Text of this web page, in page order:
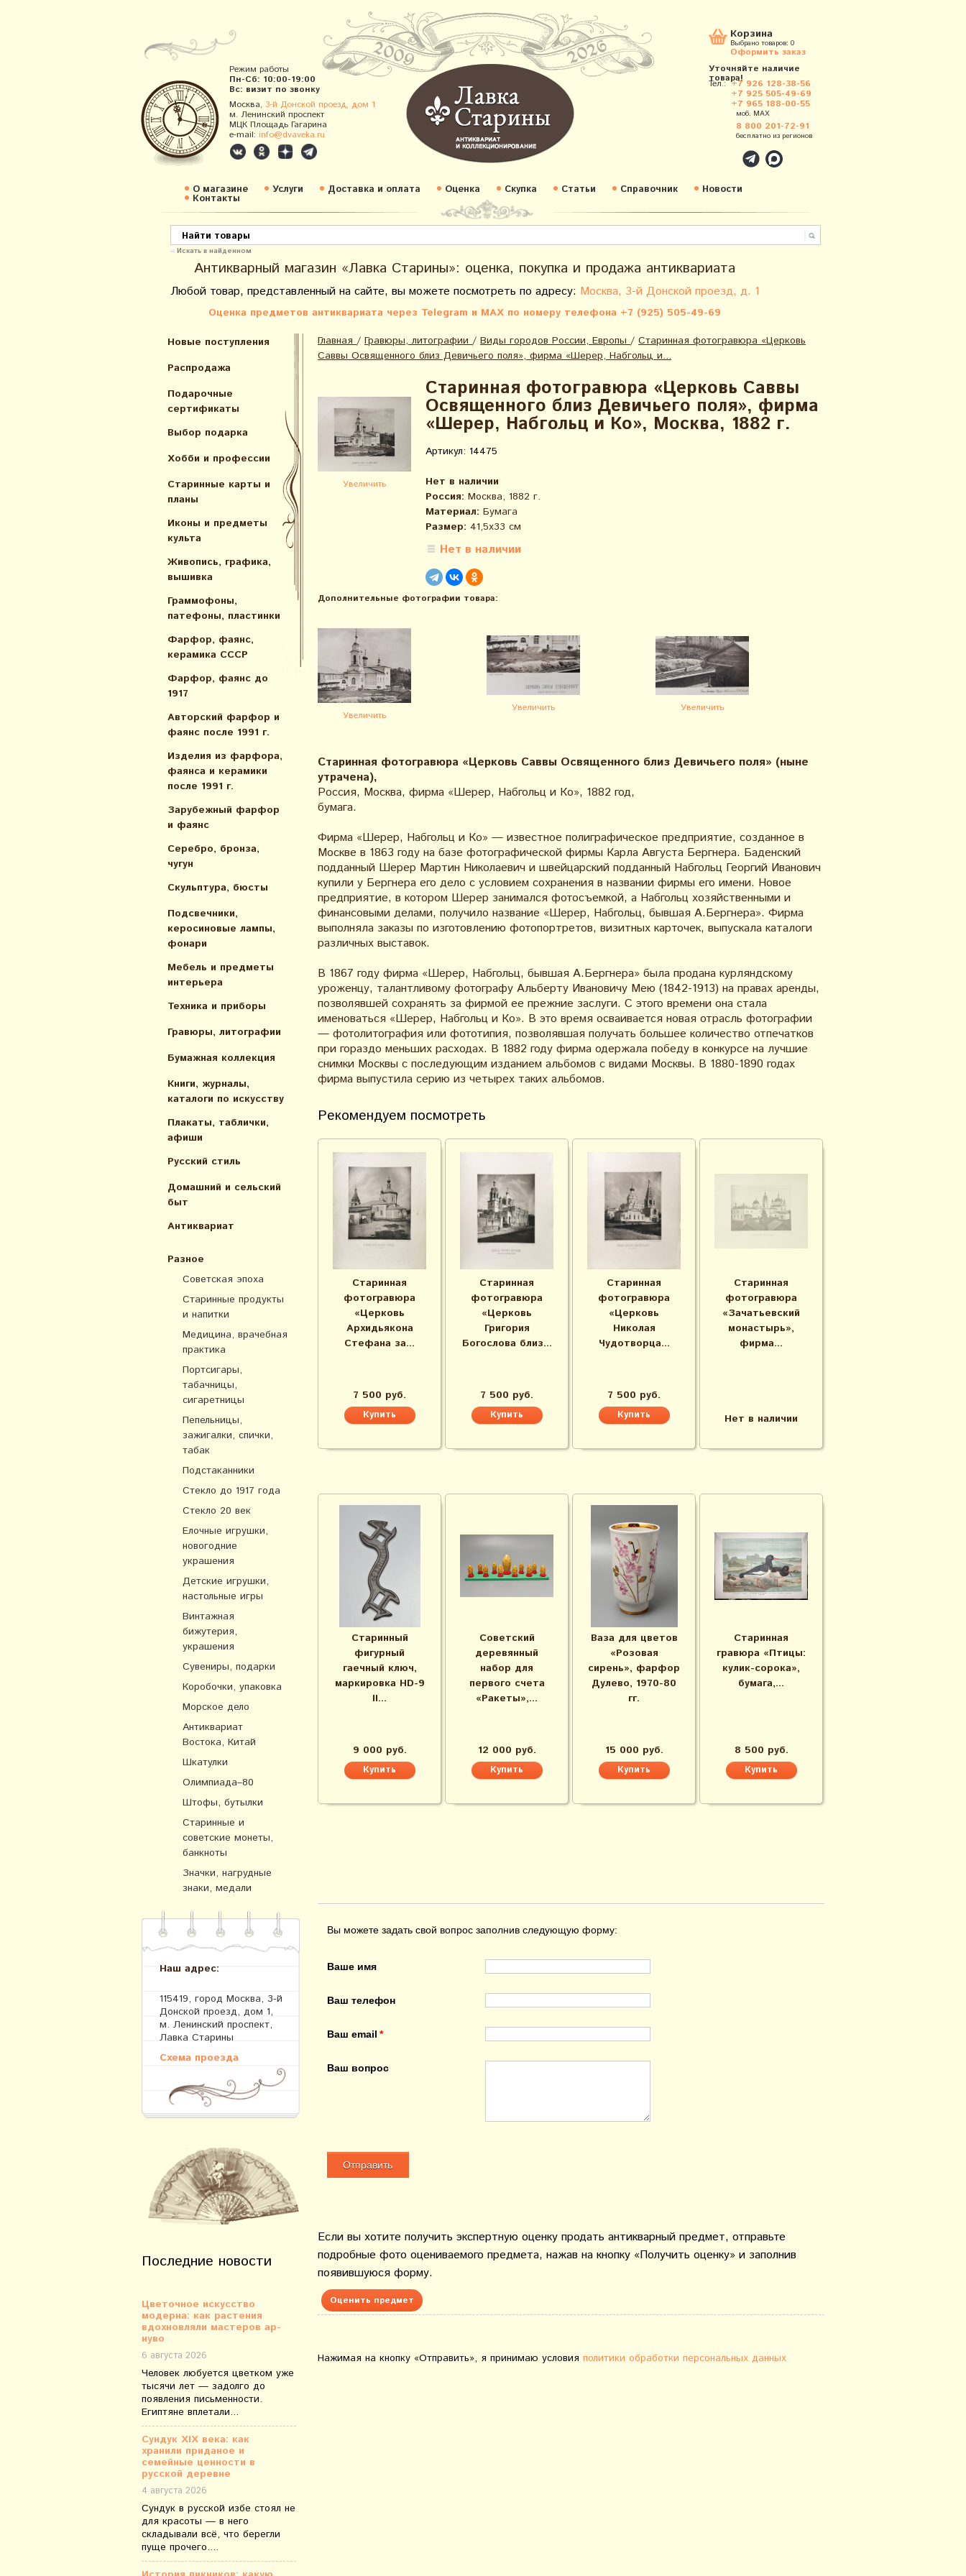
Режим работы
Пн-Сб: 10:00-19:00
Вс: визит по звонку
Москва, 3-й Донской проезд, дом 1
м. Ленинский проспект
МЦК Площадь Гагарина
e-mail: info@dvaveka.ru
Корзина
Выбрано товаров: 0
Оформить заказ
Уточняйте наличие
товара!
Тел.: +7 926 128-38-56
+7 925 505-49-69
+7 965 188-00-55
моб. MAX
8 800 201-72-91
бесплатно из регионов
О магазине Услуги Доставка и оплата Оценка Скупка Статьи Справочник Новости
Контакты
Искать в найденном
Антикварный магазин «Лавка Старины»: оценка, покупка и продажа антиквариата
Любой товар, представленный на сайте, вы можете посмотреть по адресу: Москва, 3-й Донской проезд, д. 1
Оценка предметов антиквариата через Telegram и MAX по номеру телефона +7 (925) 505-49-69
Новые поступления
Распродажа
Подарочные
сертификаты
Выбор подарка
Хобби и профессии
Старинные карты и
планы
Иконы и предметы
культа
Живопись, графика,
вышивка
Граммофоны,
патефоны, пластинки
Фарфор, фаянс,
керамика СССР
Фарфор, фаянс до
1917
Авторский фарфор и
фаянс после 1991 г.
Изделия из фарфора,
фаянса и керамики
после 1991 г.
Зарубежный фарфор
и фаянс
Серебро, бронза,
чугун
Скульптура, бюсты
Подсвечники,
керосиновые лампы,
фонари
Мебель и предметы
интерьера
Техника и приборы
Гравюры, литографии
Бумажная коллекция
Книги, журналы,
каталоги по искусcтву
Плакаты, таблички,
афиши
Русский стиль
Домашний и сельский
быт
Антиквариат
Разное
Советская эпоха
Старинные продукты
и напитки
Медицина, врачебная
практика
Портсигары,
табачницы,
сигаретницы
Пепельницы,
зажигалки, спички,
табак
Подстаканники
Стекло до 1917 года
Стекло 20 век
Елочные игрушки,
новогодние
украшения
Детские игрушки,
настольные игры
Винтажная
бижутерия,
украшения
Сувениры, подарки
Коробочки, упаковка
Морское дело
Антиквариат
Востока, Китай
Шкатулки
Олимпиада–80
Штофы, бутылки
Старинные и
советские монеты,
банкноты
Значки, нагрудные
знаки, медали
Наш адрес:
115419, город Москва, 3-й
Донской проезд, дом 1,
м. Ленинский проспект,
Лавка Старины
Схема проезда
Последние новости
Цветочное искусство
модерна: как растения
вдохновляли мастеров ар-
нуво
6 августа 2026
Человек любуется цветком уже
тысячи лет — задолго до
появления письменности.
Египтяне вплетали...
Сундук XIX века: как
хранили приданое и
семейные ценности в
русской деревне
4 августа 2026
Сундук в русской избе стоял не
для красоты — в него
складывали всё, что берегли
пуще прочего....
Главная / Гравюры, литографии / Виды городов России, Европы / Старинная фотогравюра «Церковь
Саввы Освященного близ Девичьего поля», фирма «Шерер, Набгольц и...
Увеличить
Старинная фотогравюра «Церковь Саввы
Освященного близ Девичьего поля», фирма
«Шерер, Набгольц и Ко», Москва, 1882 г.
Артикул: 14475
Нет в наличии
Россия: Москва, 1882 г.
Материал: Бумага
Размер: 41,5х33 см
Нет в наличии
Дополнительные фотографии товара:
Увеличить
Увеличить Увеличить
Старинная фотогравюра «Церковь Саввы Освященного близ Девичьего поля» (ныне
утрачена),
Россия, Москва, фирма «Шерер, Набгольц и Ко», 1882 год,
бумага.
Фирма «Шерер, Набгольц и Ко» — известное полиграфическое предприятие, созданное в
Москве в 1863 году на базе фотографической фирмы Карла Августа Бергнера. Баденский
подданный Шерер Мартин Николаевич и швейцарский подданный Набгольц Георгий Иванович
купили у Бергнера его дело с условием сохранения в названии фирмы его имени. Новое
предприятие, в котором Шерер занимался фотосъемкой, а Набгольц хозяйственными и
финансовыми делами, получило название «Шерер, Набгольц, бывшая А.Бергнера». Фирма
выполняла заказы по изготовлению фотопортретов, визитных карточек, выпускала каталоги
различных выставок.
В 1867 году фирма «Шерер, Набгольц, бывшая А.Бергнера» была продана курляндскому
уроженцу, талантливому фотографу Альберту Ивановичу Мею (1842-1913) на правах аренды,
позволявшей сохранять за фирмой ее прежние заслуги. С этого времени она стала
именоваться «Шерер, Набгольц и Ко». В это время осваивается новая отрасль фотографии
— фотолитография или фототипия, позволявшая получать большее количество отпечатков
при гораздо меньших расходах. В 1882 году фирма одержала победу в конкурсе на лучшие
снимки Москвы с последующим изданием альбомов с видами Москвы. В 1880-1890 годах
фирма выпустила серию из четырех таких альбомов.
Рекомендуем посмотреть
Старинная
фотогравюра
«Церковь
Архидьякона
Стефана за...
7 500 руб.
Старинная
фотогравюра
«Церковь
Григория
Богослова близ...
7 500 руб.
Старинная
фотогравюра
«Церковь
Николая
Чудотворца...
7 500 руб.
Старинная
фотогравюра
«Зачатьевский
монастырь»,
фирма...
Нет в наличии
Старинный
фигурный
гаечный ключ,
маркировка HD-9
II...
9 000 руб.
Советский
деревянный
набор для
первого счета
«Ракеты»,...
12 000 руб.
Ваза для цветов
«Розовая
сирень», фарфор
Дулево, 1970-80
гг.
15 000 руб.
Старинная
гравюра «Птицы:
кулик-сорока»,
бумага,...
8 500 руб.
Вы можете задать свой вопрос заполнив следующую форму:
Ваше имя
Ваш телефон
Ваш email
Ваш вопрос
Если вы хотите получить экспертную оценку продать антикварный предмет, отправьте
подробные фото оцениваемого предмета, нажав на кнопку «Получить оценку» и заполнив
появившуюся форму.
Оценить предмет
Нажимая на кнопку «Отправить», я принимаю условия политики обработки персональных данных